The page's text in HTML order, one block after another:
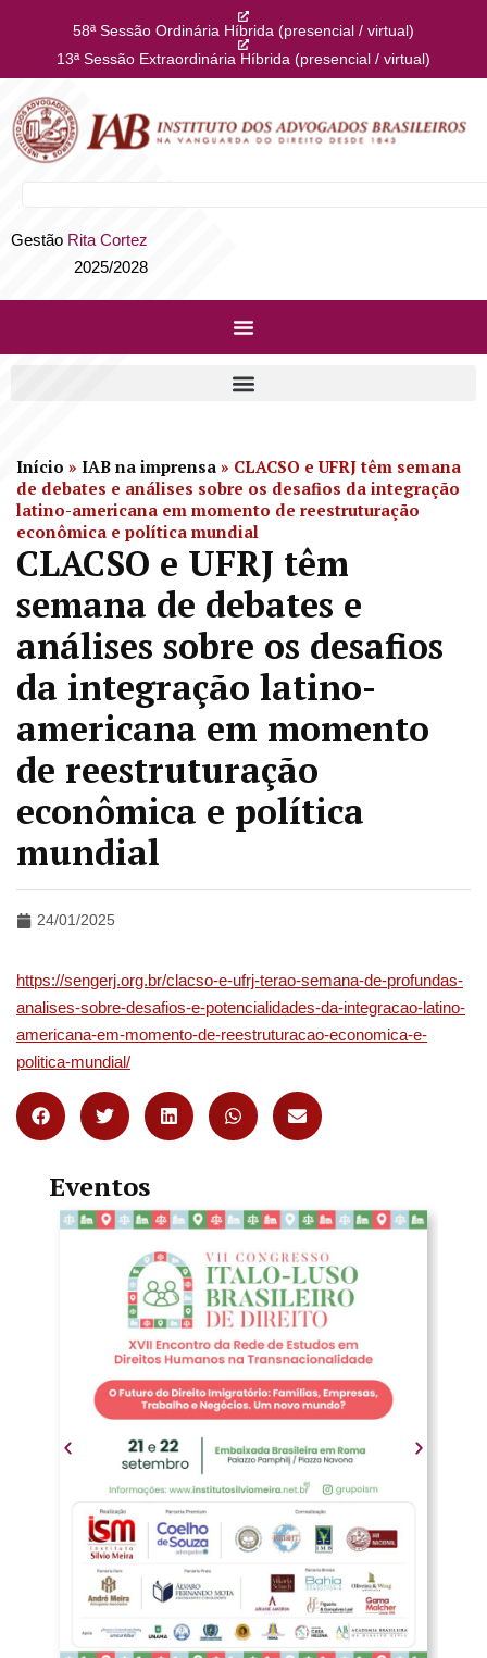
58ª Sessão Ordinária Híbrida (presencial / virtual)
13ª Sessão Extraordinária Híbrida (presencial / virtual)
Gestão Rita Cortez
2025/2028
Início » IAB na imprensa » CLACSO e UFRJ têm semana
de debates e análises sobre os desafios da integração
latino-americana em momento de reestruturação
econômica e política mundial
CLACSO e UFRJ têm
semana de debates e
análises sobre os desafios
da integração latino-
americana em momento
de reestruturação
econômica e política
mundial
24/01/2025
https://sengerj.org.br/clacso-e-ufrj-terao-semana-de-profundas-
analises-sobre-desafios-e-potencialidades-da-integracao-latino-
americana-em-momento-de-reestruturacao-economica-e-
politica-mundial/
Eventos